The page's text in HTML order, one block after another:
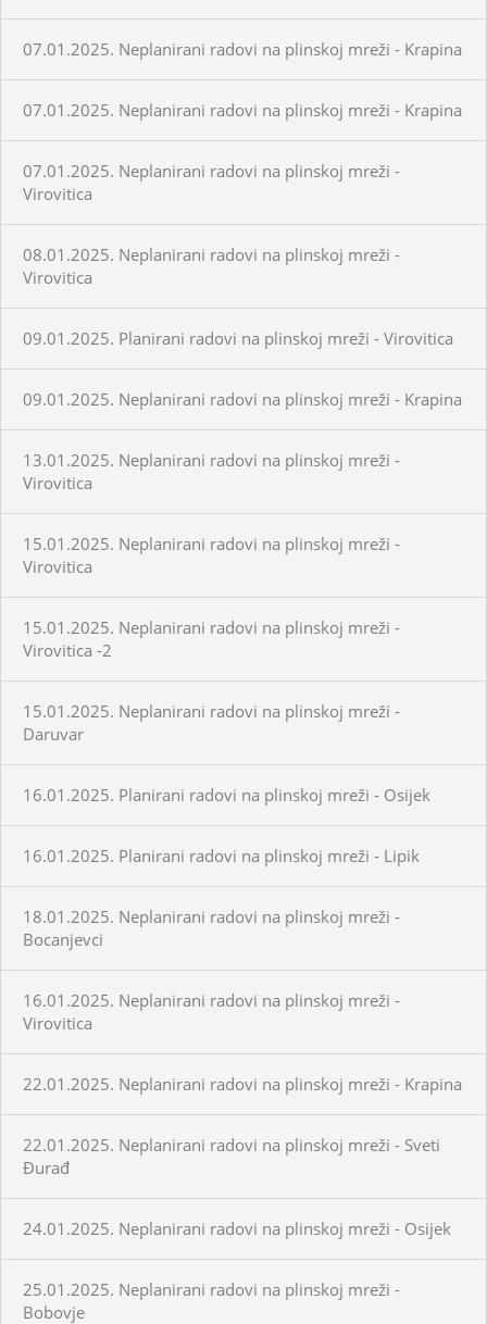
07.01.2025. Neplanirani radovi na plinskoj mreži - Krapina
07.01.2025. Neplanirani radovi na plinskoj mreži - Krapina
07.01.2025. Neplanirani radovi na plinskoj mreži -
Virovitica
08.01.2025. Neplanirani radovi na plinskoj mreži -
Virovitica
09.01.2025. Planirani radovi na plinskoj mreži - Virovitica
09.01.2025. Neplanirani radovi na plinskoj mreži - Krapina
13.01.2025. Neplanirani radovi na plinskoj mreži -
Virovitica
15.01.2025. Neplanirani radovi na plinskoj mreži -
Virovitica
15.01.2025. Neplanirani radovi na plinskoj mreži -
Virovitica -2
15.01.2025. Neplanirani radovi na plinskoj mreži -
Daruvar
16.01.2025. Planirani radovi na plinskoj mreži - Osijek
16.01.2025. Planirani radovi na plinskoj mreži - Lipik
18.01.2025. Neplanirani radovi na plinskoj mreži -
Bocanjevci
16.01.2025. Neplanirani radovi na plinskoj mreži -
Virovitica
22.01.2025. Neplanirani radovi na plinskoj mreži - Krapina
22.01.2025. Neplanirani radovi na plinskoj mreži - Sveti
Đurađ
24.01.2025. Neplanirani radovi na plinskoj mreži - Osijek
25.01.2025. Neplanirani radovi na plinskoj mreži -
Bobovje